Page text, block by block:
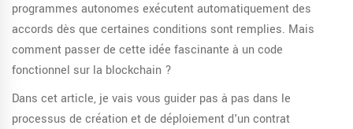
programmes autonomes exécutent automatiquement des
accords dès que certaines conditions sont remplies. Mais
comment passer de cette idée fascinante à un code
fonctionnel sur la blockchain ?
Dans cet article, je vais vous guider pas à pas dans le
processus de création et de déploiement d'un contrat